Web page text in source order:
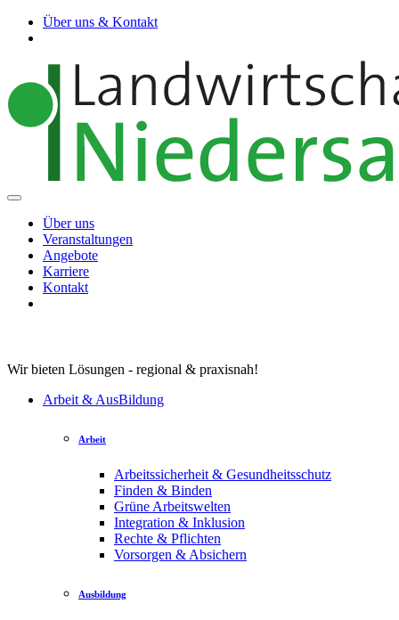
Über uns & Kontakt
Über uns
Veranstaltungen
Angebote
Karriere
Kontakt
Wir bieten Lösungen - regional & praxisnah!
Arbeit & AusBildung
Arbeit
Arbeitssicherheit & Gesundheitsschutz
Finden & Binden
Grüne Arbeitswelten
Integration & Inklusion
Rechte & Pflichten
Vorsorgen & Absichern
Ausbildung